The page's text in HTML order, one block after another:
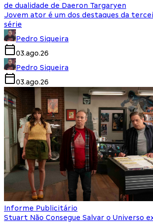
de dualidade de Daeron Targaryen
Jovem ator é um dos destaques da
série
Pedro Siqueira
03.ago.26
Pedro Siqueira
03.ago.26
Informe Publicitário
Stuart Não Consegue Salvar o Universo